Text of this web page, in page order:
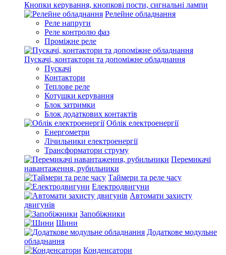
Кнопки керування, кнопкові пости, сигнальні лампи
Релейне обладнання
Реле напруги
Реле контролю фаз
Проміжне реле
Пускачі, контактори та допоміжне обладнання
Пускачі
Контактори
Теплове реле
Котушки керування
Блок затримки
Блок додаткових контактів
Облік електроенергії
Енергометри
Лічильники електроенергії
Трансформатори струму
Перемикачі
навантаження, рубильники
Таймери та реле часу
Електродвигуни
Автомати захисту
двигунів
Запобіжники
Шини
Додаткове модульне
обладнання
Конденсатори